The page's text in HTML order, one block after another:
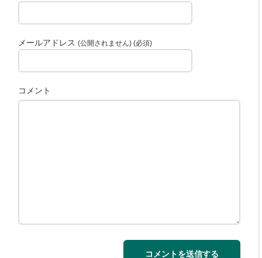
メールアドレス(公開されません) (必須)
コメント